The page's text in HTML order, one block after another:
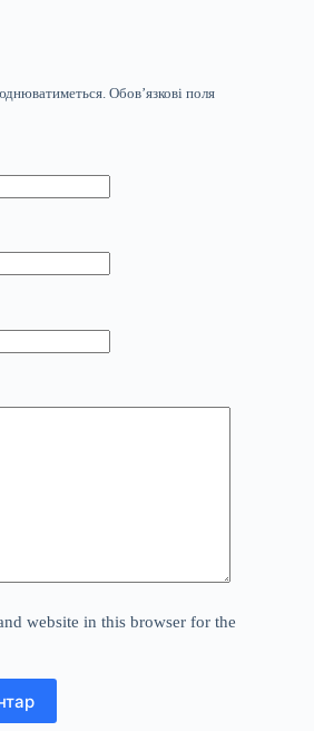
Обов’язкові поля
website in this browser for the